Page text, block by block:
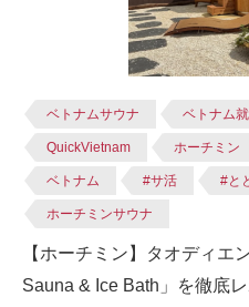
ベトナムサウナ ベトナム
QuickVietnam ホーチミン
ベトナム #サ活 #と
ホーチミンサウナ
【ホーチミン】タオディエ
Sauna & Ice Bath」を徹底